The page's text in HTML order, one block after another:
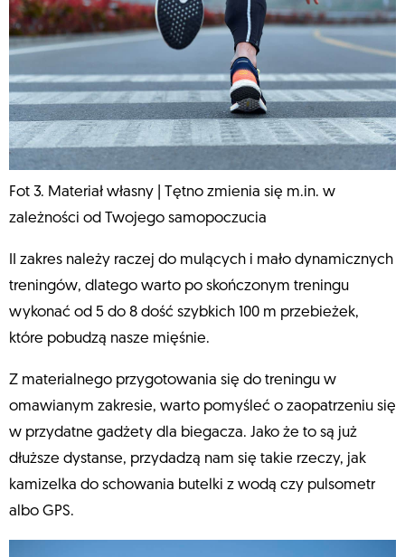
Fot 3. Materiał własny | Tętno zmienia się m.in. w
zależności od Twojego samopoczucia
II zakres należy raczej do mulących i mało dynamicznych
treningów, dlatego warto po skończonym treningu
wykonać od 5 do 8 dość szybkich 100 m przebieżek,
które pobudzą nasze mięśnie.
Z materialnego przygotowania się do treningu w
omawianym zakresie, warto pomyśleć o zaopatrzeniu się
w przydatne gadżety dla biegacza. Jako że to są już
dłuższe dystanse, przydadzą nam się takie rzeczy, jak
kamizelka do schowania butelki z wodą czy pulsometr
albo GPS.